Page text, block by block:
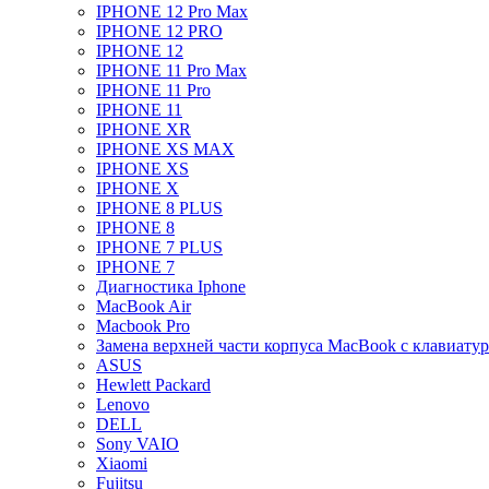
IPHONE 12 Pro Max
IPHONE 12 PRO
IPHONE 12
IPHONE 11 Pro Max
IPHONE 11 Pro
IPHONE 11
IPHONE XR
IPHONE XS MAX
IPHONE XS
IPHONE X
IPHONE 8 PLUS
IPHONE 8
IPHONE 7 PLUS
IPHONE 7
Диагностика Iphone
MacBook Air
Macbook Pro
Замена верхней части корпуса MacBook с
ASUS
Hewlett Packard
Lenovo
DELL
Sony VAIO
Xiaomi
Fujitsu